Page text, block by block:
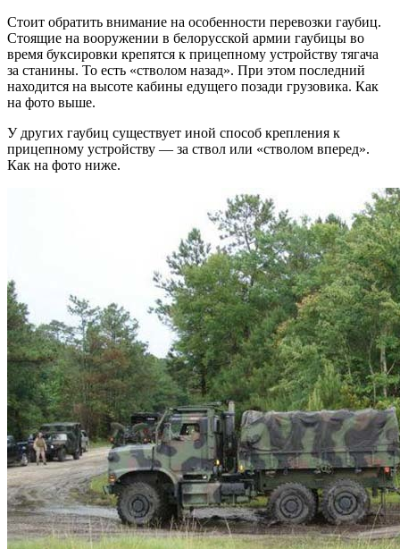
Стоит обратить внимание на особенности перевозки гаубиц.
Стоящие на вооружении в белорусской армии гаубицы во
время буксировки крепятся к прицепному устройству тягача
за станины. То есть «стволом назад». При этом последний
находится на высоте кабины едущего позади грузовика. Как
на фото выше.
У других гаубиц существует иной способ крепления к
прицепному устройству — за ствол или «стволом вперед».
Как на фото ниже.